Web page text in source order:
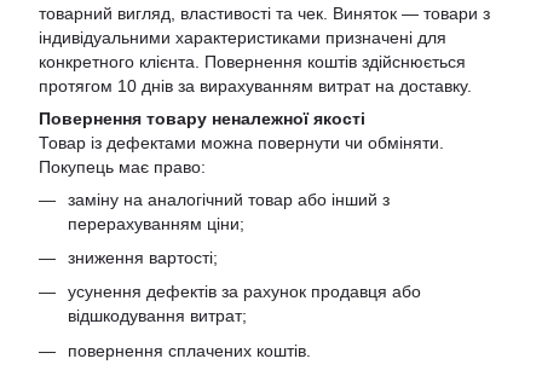
товарний вигляд, властивості та чек. Виняток — товари з
індивідуальними характеристиками призначені для
конкретного клієнта. Повернення коштів здійснюється
протягом 10 днів за вирахуванням витрат на доставку.
Повернення товару неналежної якості
Товар із дефектами можна повернути чи обміняти.
Покупець має право:
заміну на аналогічний товар або інший з
перерахуванням ціни;
зниження вартості;
усунення дефектів за рахунок продавця або
відшкодування витрат;
повернення сплачених коштів.